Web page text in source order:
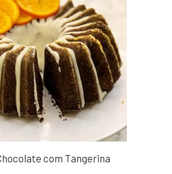
com Tangerina